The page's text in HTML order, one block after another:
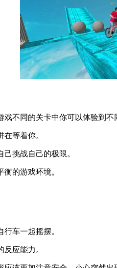
不同的关卡中你可以体验到不
等着你。
挑战自己的极限。
的游戏环境。
车一起摇摆。
应能力。